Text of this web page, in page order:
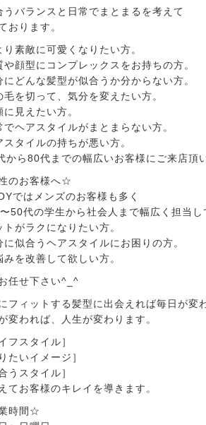
うバランスと日常でまとまるを考えて
おります。
り素敵に可愛くなりたい方。
や顔型にコンプレックスをお持ちの方。
にどんな髪型が似合うか分からない方。
毛を切って、気分を変えたい方。
に見えたい方。
でヘアスタイルがまとまらない方。
スタイルの持ちが悪い方。
から80代までの幅広いお客様にご来店頂
のお客様へ☆
ではメンズのお客様も多く
50代の学生から社会人まで幅広く担当し
トがラクになりたい方。
に似合うヘアスタイルにお困りの方。
みを改善して欲しい方。
任せ下さい^_^
フィットする髪型に出会えれば毎日が変
変われば、人生が変わります。
フスタイル］
たいイメージ］
うスタイル］
てお客様のキレイを導きます。
時間☆